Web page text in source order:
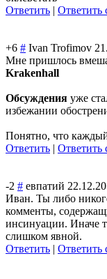
Ответить | Ответить
+6 # Ivan Trofimov
Мне пришлось
Krakenhall
Обсуждения уже
избежании
Понятно, что
Ответить | Ответить
-2 # евпатий
Иван. Ты либо
комменты,
инсинуации. Иначе
слишком явной.
Ответить | Ответить